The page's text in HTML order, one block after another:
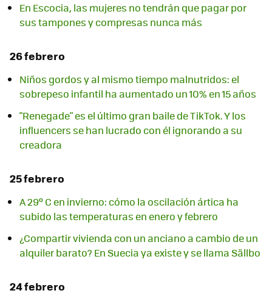
En Escocia, las mujeres no tendrán que pagar por
sus tampones y compresas nunca más
26 febrero
Niños gordos y al mismo tiempo malnutridos: el
sobrepeso infantil ha aumentado un 10% en 15 años
"Renegade" es el último gran baile de TikTok. Y los
influencers se han lucrado con él ignorando a su
creadora
25 febrero
A 29º C en invierno: cómo la oscilación ártica ha
subido las temperaturas en enero y febrero
¿Compartir vivienda con un anciano a cambio de un
alquiler barato? En Suecia ya existe y se llama Sällbo
24 febrero